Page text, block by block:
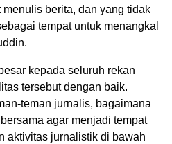
berita, dan yang tidak
tempat untuk menangkal
kepada seluruh rekan
tersebut dengan baik.
teman jurnalis, bagaimana
agar menjadi tempat
aktivitas jurnalistik di bawah